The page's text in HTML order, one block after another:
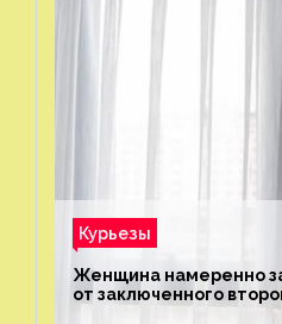
Курьезы
Женщина намеренно
от заключенного